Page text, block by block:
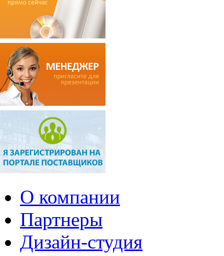
О компании
Партнеры
Дизайн-студия